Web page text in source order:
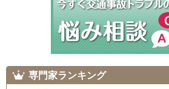
専門家ランキング